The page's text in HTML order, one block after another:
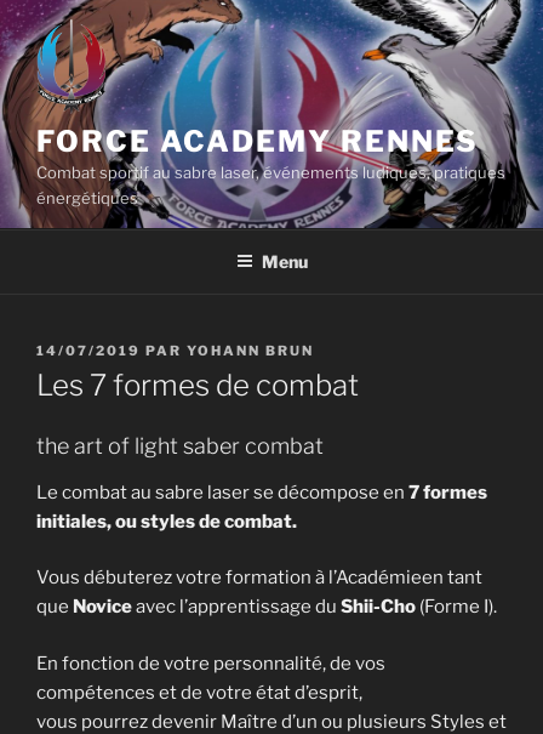
Aller
au
contenu
principal
FORCE ACADEMY RENNES
Combat sportif au sabre laser, événements ludiques, pratiques
énergétiques
Menu
PUBLIÉ
LE
14/07/2019 PAR YOHANN BRUN
Les 7 formes de combat
the art of light saber combat
Le combat au sabre laser se décompose en 7 formes
initiales, ou styles de combat.
Vous débuterez votre formation à l’Académieen tant
que Noviceavec l’apprentissage du Shii-Cho (Forme I).
En fonction de votre personnalité, de vos
compétences et de votre état d’esprit,
vous pourrez devenir Maître d’un ou plusieurs Styles et